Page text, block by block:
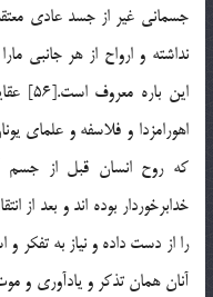
جسماني غير از جسد عادي
نداشته و ارواح از هر جانبي
اين
اهورامزدا و فلاسفه و علماي
كه روح انسان قبل از جسم
خدابرخوردار بوده اند و بعد
را از دست داده و نياز به تفكر
آنان همان تذكر و يادآوري و